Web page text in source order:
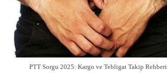
PTT Sorgu 2025: Kargo ve Tebligat Takip Rehberi